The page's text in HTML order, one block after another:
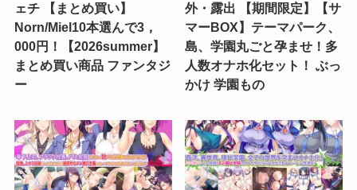
ェチ 【まとめ買い】
Norn/Miel10本選んで3，
000円！【2026summer】
まとめ買い商品 ファンタジ
ー
外・露出 【期間限定】【サ
マーBOX】テーマパーク、
島、学園丸ごと孕ませ！多
人数オナホ化セット！ ぶっ
かけ 学園もの